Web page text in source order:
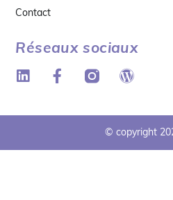
Contact
Réseaux sociaux
© copyright